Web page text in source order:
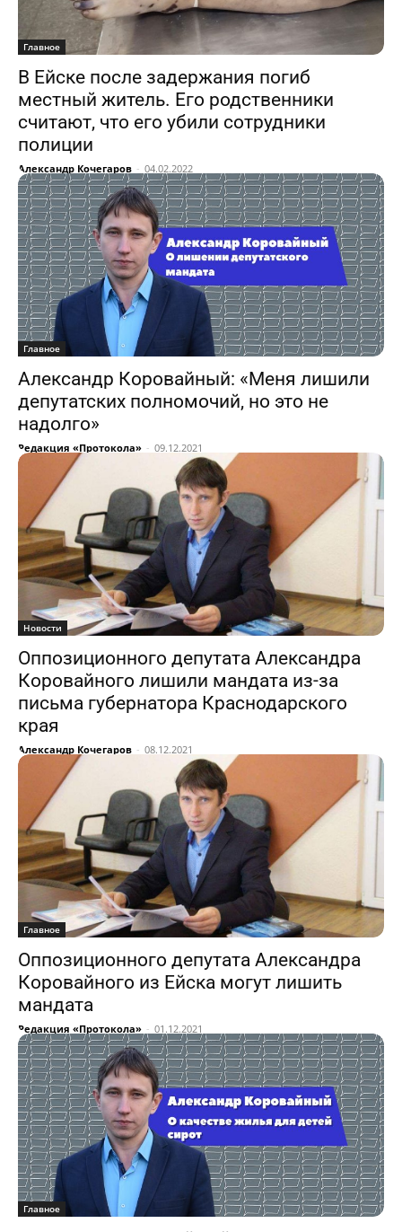
Главное
В Ейске после задержания погиб
местный житель. Его родственники
считают, что его убили сотрудники
полиции
Александр Кочегаров - 04.02.2022
Главное
Александр Коровайный: «Меня лишили
депутатских полномочий, но это не
надолго»
Редакция «Протокола» - 09.12.2021
Новости
Оппозиционного депутата Александра
Коровайного лишили мандата из-за
письма губернатора Краснодарского
края
Александр Кочегаров - 08.12.2021
Главное
Оппозиционного депутата Александра
Коровайного из Ейска могут лишить
мандата
Редакция «Протокола» - 01.12.2021
Главное